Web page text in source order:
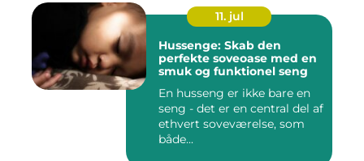
11. jul
Hussenge: Skab den
perfekte soveoase med en
smuk og funktionel seng
En husseng er ikke bare en
seng - det er en central del af
ethvert soveværelse, som
både...